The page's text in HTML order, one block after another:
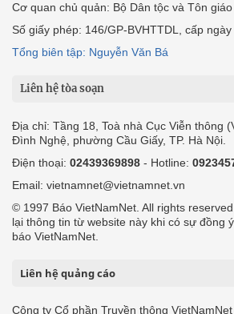
Cơ quan chủ quản: Bộ Dân tộc và Tôn giáo
Số giấy phép: 146/GP-BVHTTDL, cấp
Tổng biên tập: Nguyễn Văn Bá
Liên hệ tòa soạn
Địa chỉ: Tầng 18, Toà nhà Cục Viễn thông
Đình Nghệ, phường Cầu Giấy, TP. Hà Nội.
Điện thoại: 02439369898 - Hotline:
Email: vietnamnet@vietnamnet.vn
© 1997 Báo VietNamNet. All rights
lại thông tin từ website này khi có sự đồng
báo VietNamNet.
Liên hệ quảng cáo
Công ty Cổ phần Truyền thông VietNamNet